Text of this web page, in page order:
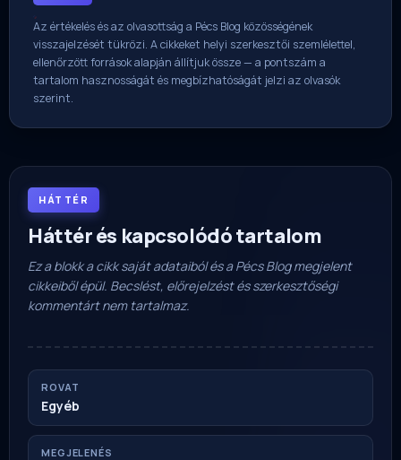
Az értékelés és az olvasottság a Pécs Blog közösségének
visszajelzését tükrözi. A cikkeket helyi szerkesztői szemlélettel,
ellenőrzött források alapján állítjuk össze — a pontszám a
tartalom hasznosságát és megbízhatóságát jelzi az olvasók
szerint.
HÁTTÉR
Háttér és kapcsolódó tartalom
Ez a blokk a cikk saját adataiból és a Pécs Blog megjelent
cikkeiből épül. Becslést, előrejelzést és szerkesztőségi
kommentárt nem tartalmaz.
ROVAT
Egyéb
MEGJELENÉS